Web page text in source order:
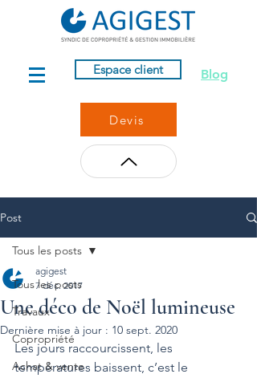
Espace client Blog
Devis
Post
Tous les posts
Travaux
Copropriété
Achat & vente
Tous les posts
Une déco de Noël lumineuse
agigest
7 déc. 2017
Dernière mise à jour : 10 sept. 2020
Les jours raccourcissent, les
températures baissent, c’est le